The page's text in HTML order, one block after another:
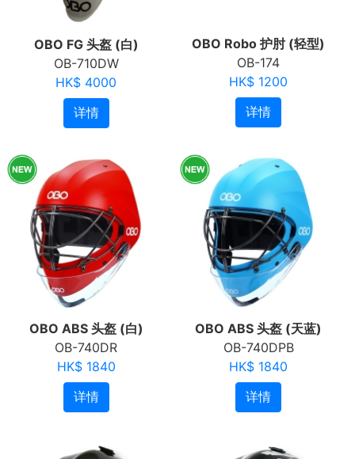
OBO FG 头盔 (白)
OB-710DW
HK$ 4000
详情
OBO Robo 护肘 (轻型)
OB-174
HK$ 1200
详情
OBO ABS 头盔 (白)
OB-740DR
HK$ 1840
详情
OBO ABS 头盔 (天蓝)
OB-740DPB
HK$ 1840
详情